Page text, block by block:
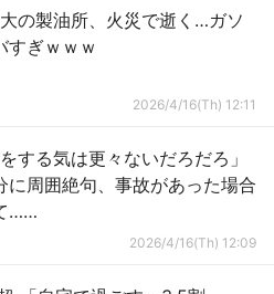
の製油所、火災で逝く…ガソ
すぎｗｗｗ
2026/4/16(Th) 12:11
する気は更々ないだろだろ」
に周囲絶句、事故があった場合
……
2026/4/16(Th) 12:09